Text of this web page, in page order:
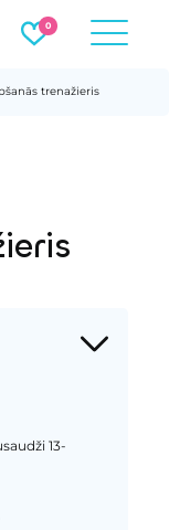
trenažieris
13-